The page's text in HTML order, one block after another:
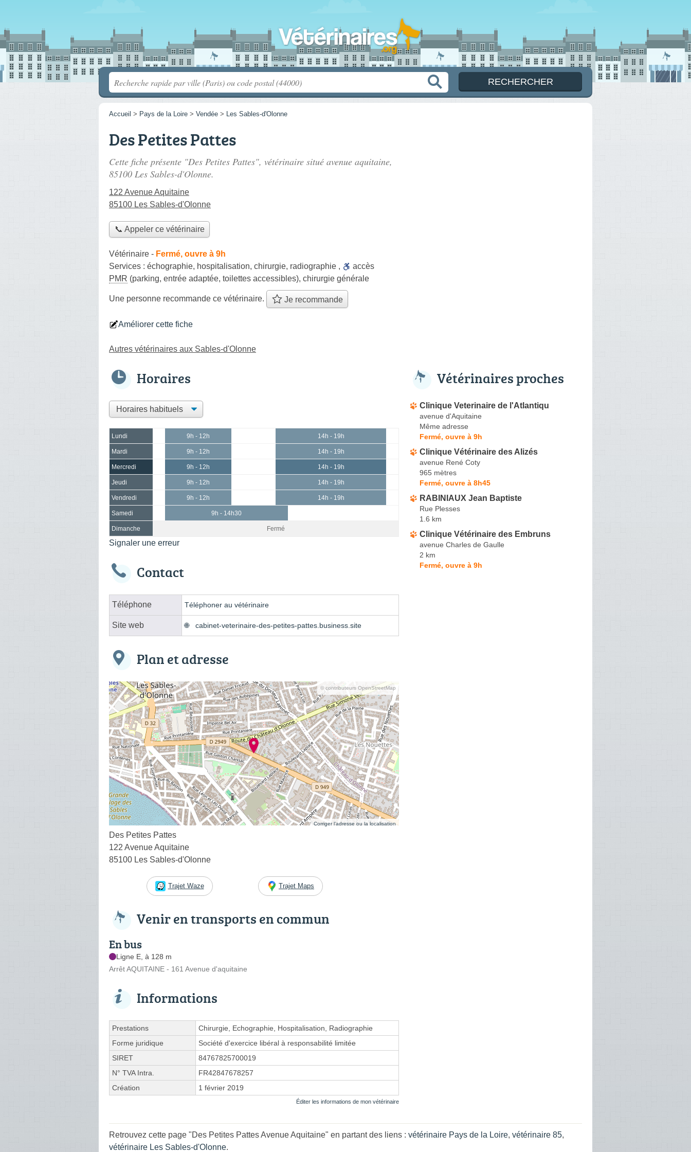
Accueil > Pays de la Loire > Vendée > Les Sables-d'Olonne
Des Petites Pattes
Cette fiche présente "Des Petites Pattes", vétérinaire situé avenue aquitaine,
85100 Les Sables-d'Olonne.
122 Avenue Aquitaine
85100 Les Sables-d'Olonne
📞 Appeler ce vétérinaire
Vétérinaire - Fermé, ouvre à 9h
Services : échographie, hospitalisation, chirurgie, radiographie ,
accès
PMR (parking, entrée adaptée, toilettes accessibles), chirurgie générale
Une personne recommande ce vétérinaire. Je recommande
Améliorer cette fiche
Autres vétérinaires aux Sables-d'Olonne
Horaires
Lundi 9h - 12h 14h - 19h
Mardi 9h - 12h 14h - 19h
Mercredi 9h - 12h 14h - 19h
Jeudi 9h - 12h 14h - 19h
Vendredi 9h - 12h 14h - 19h
Samedi 9h - 14h30
Dimanche Fermé
Signaler une erreur
Contact
Téléphone Téléphoner au vétérinaire
Site web cabinet-veterinaire-des-petites-pattes.business.site
Plan et adresse
© contributeurs OpenStreetMap
Corriger l’adresse ou la localisation
Des Petites Pattes
122 Avenue Aquitaine
85100 Les Sables-d'Olonne
Trajet Waze Trajet Maps
Venir en transports en commun
En bus
Ligne E, à 128 m
Arrêt AQUITAINE - 161 Avenue d'aquitaine
Informations
Prestations
Chirurgie, Echographie, Hospitalisation, Radiographie
Forme juridique
Société d'exercice libéral à responsabilité limitée
SIRET
84767825700019
N° TVA Intra.
FR42847678257
Création
1 février 2019
Éditer les informations de mon vétérinaire
Vétérinaires proches
Clinique Veterinaire de l'Atlantiqu
avenue d'Aquitaine
Même adresse
Fermé, ouvre à 9h
Clinique Vétérinaire des Alizés
avenue René Coty
965 mètres
Fermé, ouvre à 8h45
RABINIAUX Jean Baptiste
Rue Plesses
1.6 km
Clinique Vétérinaire des Embruns
avenue Charles de Gaulle
2 km
Fermé, ouvre à 9h
Retrouvez cette page "Des Petites Pattes Avenue Aquitaine" en partant des liens : vétérinaire Pays de la Loire, vétérinaire 85,
vétérinaire Les Sables-d'Olonne.